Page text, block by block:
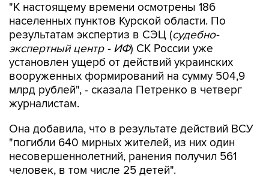
"К настоящему времени осмотрены 186
населенных пунктов Курской области. По
результатам экспертиз в СЭЦ (судебно-
экспертный центр - ИФ) СК России уже
установлен ущерб от действий украинских
вооруженных формирований на сумму 504,9
млрд рублей", - сказала Петренко в четверг
журналистам.
Она добавила, что в результате действий ВСУ
"погибли 640 мирных жителей, из них один
несовершеннолетний, ранения получил 561
человек, в том числе 25 детей".